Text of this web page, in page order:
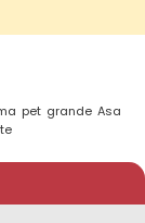
pet grande Asa